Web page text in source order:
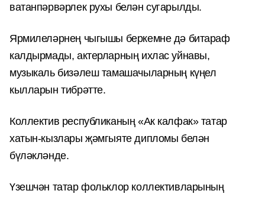
ватанпәрвәрлек рухы белән сугарылды.
Ярмилеләрнең чыгышы беркемне дә битараф
калдырмады, актерларның ихлас уйнавы,
музыкаль бизәлеш тамашачыларның күңел
кылларын тибрәтте.
Коллектив республиканың «Ак калфак» татар
хатын-кызлары җәмгыяте дипломы белән
бүләкләнде.
Үзешчән татар фольклор коллективларының